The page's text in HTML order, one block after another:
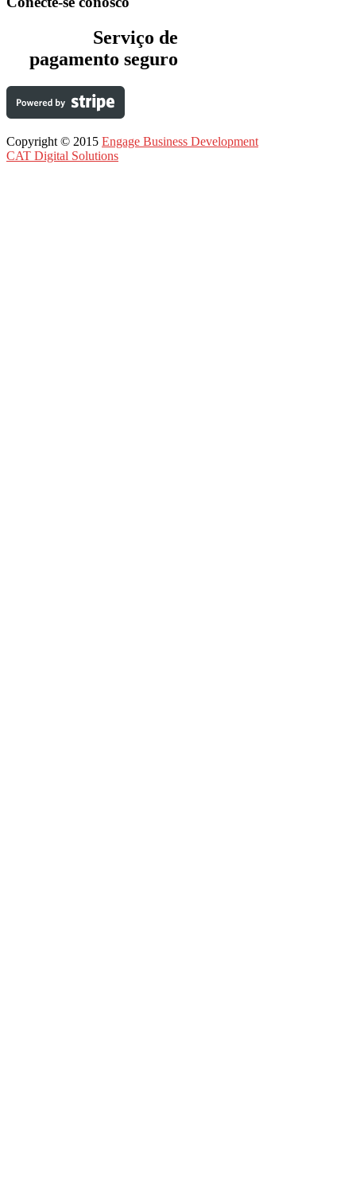
Serviço de
pagamento seguro
Copyright © 2015 Engage Business Development
CAT Digital Solutions